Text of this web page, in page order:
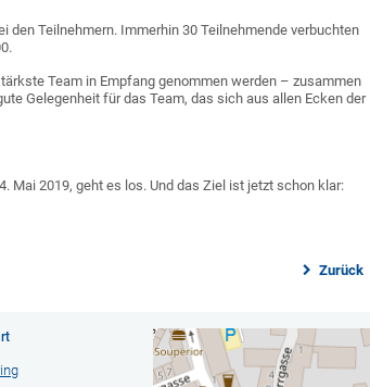
den Teilnehmern. Immerhin 30 Teilnehmende verbuchten
Team in Empfang genommen werden – zusammen
Gelegenheit für das Team, das sich aus allen Ecken der
Mai 2019, geht es los. Und das Ziel ist jetzt schon klar:
Zurück